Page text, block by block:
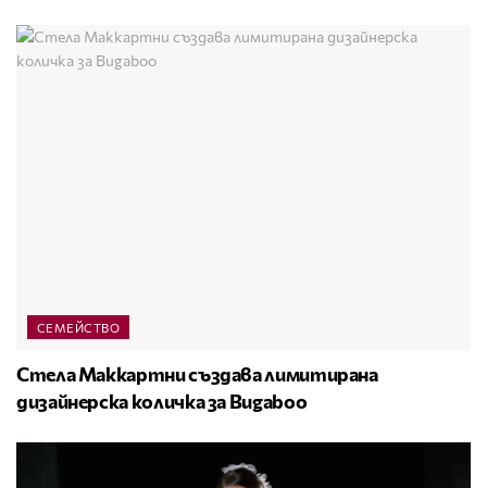
СЕМЕЙСТВО
Стела Маккартни създава лимитирана
дизайнерска количка за Bugaboo